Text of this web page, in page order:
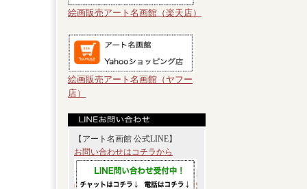
絵画販売アート名画館（楽天店）
絵画販売アート名画館（ヤフー
店）
【アート名画館 公式LINE】
お問い合わせはコチラから